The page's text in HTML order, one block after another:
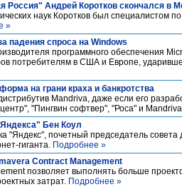
Россия" Андрей Коротков скончался в
наук Коротков был специалистом
»
падения спроса на Windows
программного обеспечения
потребителям в США и Европе,
на грани краха и банкротства
Mandriva, даже если его
"Пингвин софтвер", "Роса" и
Бен Коул
"Яндекс", почетный председатель
гиганта. Подробнее »
Contract Management
позволяет выполнять больше
затрат. Подробнее »